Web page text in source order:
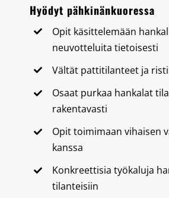
Hyödyt pähkinänkuoressa
Opit käsittelemään
neuvotteluita tietoisesti
Vältät pattitilanteet ja
Osaat purkaa hankalat
rakentavasti
Opit toimimaan vihaisen
kanssa
Konkreettisia työkaluja
tilanteisiin